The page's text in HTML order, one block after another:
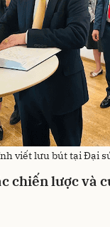
viết lưu bút tại Đại
chiến lược và